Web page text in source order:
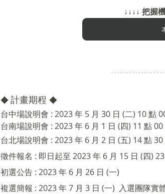
↓↓↓↓ 把握
◆ 計畫期程 ◆
台中場說明會 : 2023 年 5 月 30 日 (二) 10 點
台南場說明會 : 2023 年 6 月 1 日 (四) 11 點
台北場說明會 : 2023 年 6 月 2 日 (五) 14 點
徵件報名 : 即日起至 2023 年 6 月 15 日 (四)
初選公告 : 2023 年 6 月 26 日 (一)
複選簡報 : 2023 年 7 月 3 日 (一)  入選團隊實